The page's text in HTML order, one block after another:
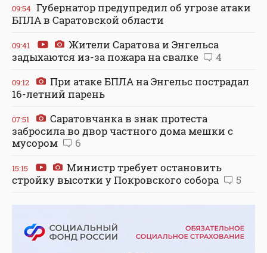
09:54 Губернатор предупредил об угрозе атаки
БПЛА в Саратовской области
09:41
Жители Саратова и Энгельса
задыхаются из-за пожара на свалке
4
09:12
При атаке БПЛА на Энгельс пострадал
16-летний парень
07:51
Саратовчанка в знак протеста
забросила во двор частного дома мешки с
мусором
6
15:15
Министр требует остановить
стройку высотки у Покровского собора
5